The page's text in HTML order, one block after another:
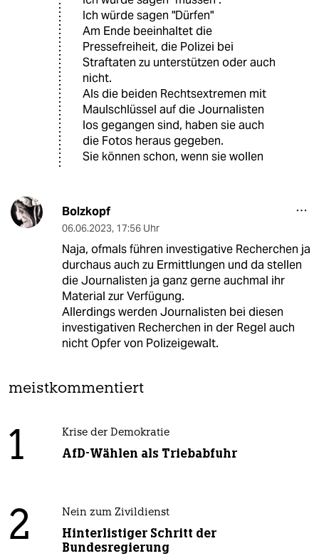
Ich würde sagen "Dürfen"
Am Ende beeinhaltet die
Pressefreiheit, die Polizei bei
Straftaten zu unterstützen oder auch
nicht.
Als die beiden Rechtsextremen mit
Maulschlüssel auf die Journalisten
los gegangen sind, haben sie auch
die Fotos heraus gegeben.
Sie können schon, wenn sie wollen
Bolzkopf
06.06.2023, 17:56 Uhr
Naja, ofmals führen investigative Recherchen ja
durchaus auch zu Ermittlungen und da stellen
die Journalisten ja ganz gerne auchmal ihr
Material zur Verfügung.
Allerdings werden Journalisten bei diesen
investigativen Recherchen in der Regel auch
nicht Opfer von Polizeigewalt.
meistkommentiert
1 Krise der Demokratie
AfD-Wählen als Triebabfuhr
2 Nein zum Zivildienst
Hinterlistiger Schritt der
Bundesregierung